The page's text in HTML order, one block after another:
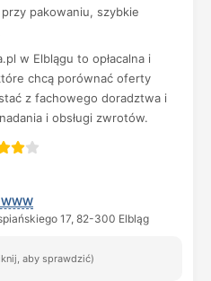
pakowaniu, szybkie
w Elblągu to opłacalna i
chcą porównać oferty
z fachowego doradztwa i
i obsługi zwrotów.
17, 82-300 Elbląg
aby sprawdzić)